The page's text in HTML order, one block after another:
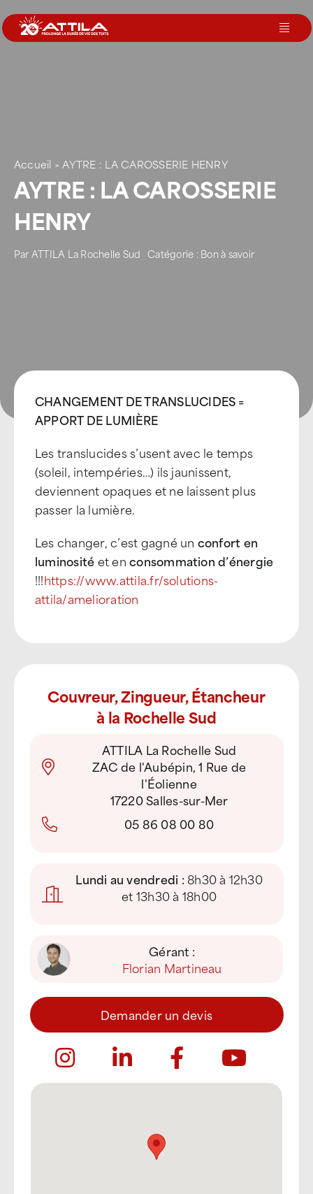
au
contenu
Nos agences
Votre toit
Rejoignez-nous
Accueil > AYTRE : LA CAROSSERIE HENRY
AYTRE : LA CAROSSERIE
HENRY
ParATTILA La Rochelle Sud Catégorie : Bon à savoir
CHANGEMENT DE TRANSLUCIDES =
APPORT DE LUMIÈRE
Les translucides s’usent avec le temps
(soleil, intempéries…) ils jaunissent,
deviennent opaques et ne laissent plus
passer la lumière.
Les changer, c’est gagné un confort en
luminositéet enconsommation d’énergie
!!!https://www.attila.fr/solutions-
attila/amelioration
Couvreur, Zingueur, Étancheur
à la Rochelle Sud
ATTILA La Rochelle Sud
ZAC de l'Aubépin, 1 Rue de
l'Éolienne
17220 Salles-sur-Mer
05 86 08 00 80
Lundi au vendredi :8h30 à 12h30
et 13h30 à 18h00
Gérant :
Florian Martineau
Demander un devis